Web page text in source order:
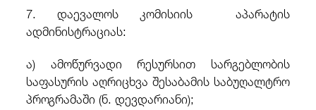
7. დაევალოს კომისიის აპარატის
ადმინისტრაციას:
ა) ამოწურვადი რესურსით სარგებლობის
საფასურის აღრიცხვა შესაბამის საბუღალტრო
პროგრამაში (ნ. დევდარიანი);